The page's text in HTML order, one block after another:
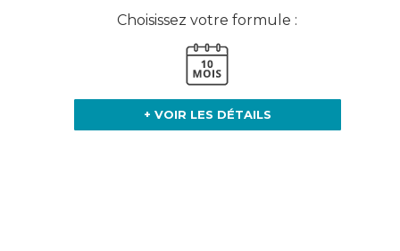
Choisissez votre formule :
+ VOIR LES DÉTAILS